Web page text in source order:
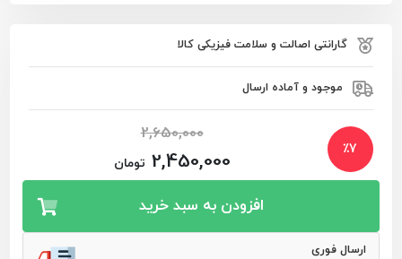
گارانتی اصالت و سلامت فیزیکی کالا
موجود و آماده ارسال
٪7
2,650,000
2,450,000 تومان
افزودن به سبد خرید
ارسال فوری